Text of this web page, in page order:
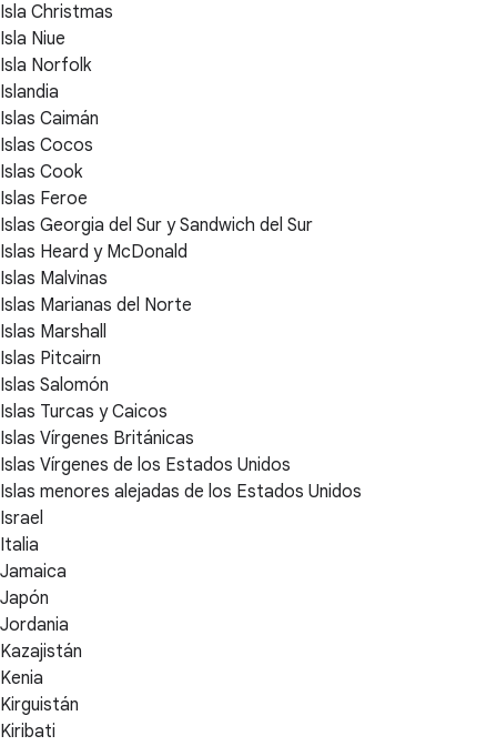
Isla Christmas
Isla Niue
Isla Norfolk
Islandia
Islas Caimán
Islas Cocos
Islas Cook
Islas Feroe
Islas Georgia del Sur y Sandwich del Sur
Islas Heard y McDonald
Islas Malvinas
Islas Marianas del Norte
Islas Marshall
Islas Pitcairn
Islas Salomón
Islas Turcas y Caicos
Islas Vírgenes Británicas
Islas Vírgenes de los Estados Unidos
Islas menores alejadas de los Estados Unidos
Israel
Italia
Jamaica
Japón
Jordania
Kazajistán
Kenia
Kirguistán
Kiribati